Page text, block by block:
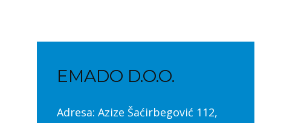
EMADO D.O.O.
Adresa: Azize Šaćirbegović 112,